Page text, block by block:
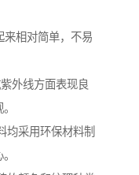
相对简单，不易
外线方面表现良
均采用环保材料制